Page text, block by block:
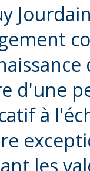
d'une
à
les